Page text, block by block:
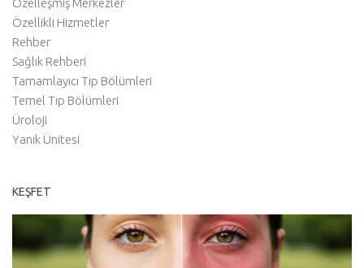
Özelleşmiş Merkezler
Özellikli Hizmetler
Rehber
Sağlık Rehberi
Tamamlayıcı Tıp Bölümleri
Temel Tıp Bölümleri
Üroloji
Yanık Ünitesi
KEŞFET